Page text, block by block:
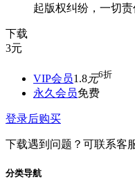
起版权纠纷，一切责
下载
3元
VIP会员1.8元6折
永久会员免费
登录后购买
下载遇到问题？可联系客
分类导航